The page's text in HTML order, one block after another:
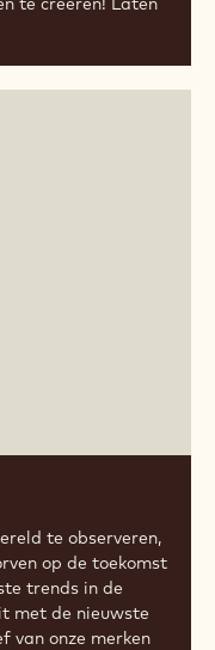
te observeren,
op de toekomst
trends in de
met de nieuwste
van onze merken